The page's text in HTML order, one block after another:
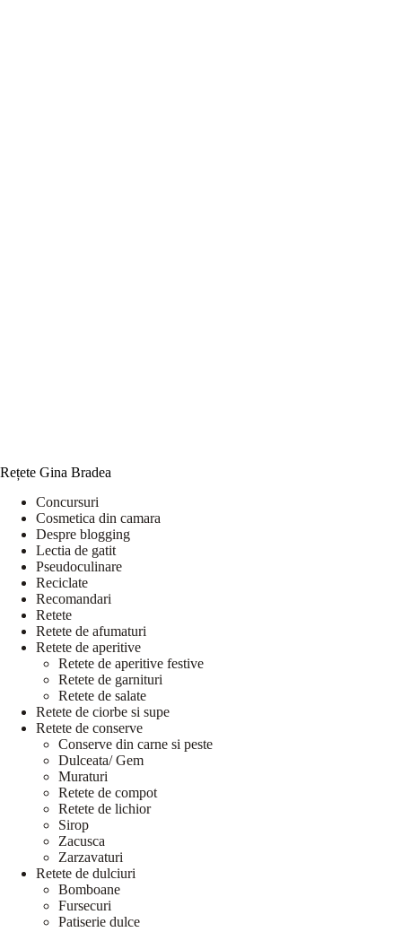
Rețete Gina Bradea
Concursuri
Cosmetica din camara
Despre blogging
Lectia de gatit
Pseudoculinare
Reciclate
Recomandari
Retete
Retete de afumaturi
Retete de aperitive
Retete de aperitive festive
Retete de garnituri
Retete de salate
Retete de ciorbe si supe
Retete de conserve
Conserve din carne si peste
Dulceata/ Gem
Muraturi
Retete de compot
Retete de lichior
Sirop
Zacusca
Zarzavaturi
Retete de dulciuri
Bomboane
Fursecuri
Patiserie dulce